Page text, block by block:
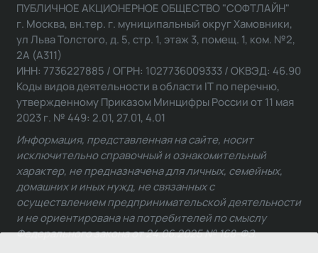
ПУБЛИЧНОЕ АКЦИОНЕРНОЕ ОБЩЕСТВО "СОФТЛАЙН"
г. Москва, вн.тер. г. муниципальный округ Хамовники,
ул Льва Толстого, д. 5, стр. 1, этаж 3, помещ. 1, ком. №2,
2А (А311)
ИНН: 7736227885 / ОГРН: 1027736009333 / ОКВЭД: 46.90
Коды видов деятельности в области IT по перечню,
утвержденному Приказом Минцифры России от 11 мая
2023 г. № 449: 2.01, 27.01, 4.01
Информация, представленная на сайте, носит
исключительно справочный и ознакомительный
характер, не предназначена для личных, семейных,
домашних и иных нужд, не связанных с
осуществлением предпринимательской деятельности
и не ориентирована на потребителей по смыслу
Федерального закона от 24.06.2025 № 168-ФЗ.